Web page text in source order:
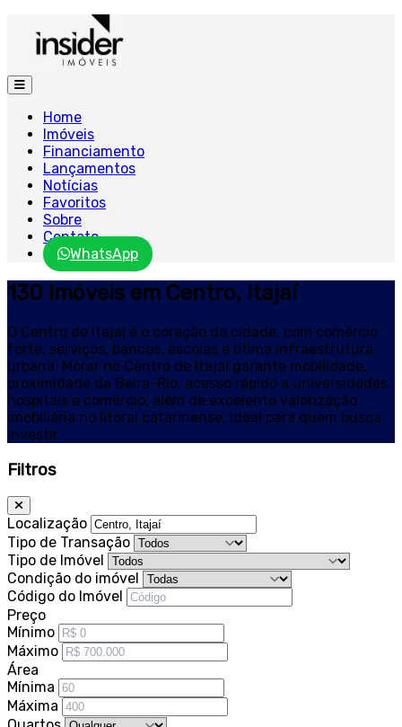
Home
Imóveis
Financiamento
Lançamentos
Notícias
Favoritos
Sobre
Contato
WhatsApp
130 Imóveis em Centro, Itajaí
O Centro de Itajaí é o coração da cidade, com comércio
forte, serviços, bancos, escolas e ótima infraestrutura
urbana. Morar no Centro de Itajaí garante mobilidade,
proximidade da Beira-Rio, acesso rápido a universidades,
hospitais e comércio, além de excelente valorização
imobiliária no litoral catarinense, ideal para quem busca
investir.
Filtros
Localização
Tipo de Transação
Tipo de Imóvel
Condição do imóvel
Código do Imóvel
Preço
Mínimo
Máximo
Área
Mínima
Máxima